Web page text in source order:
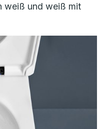
weiß und weiß mit